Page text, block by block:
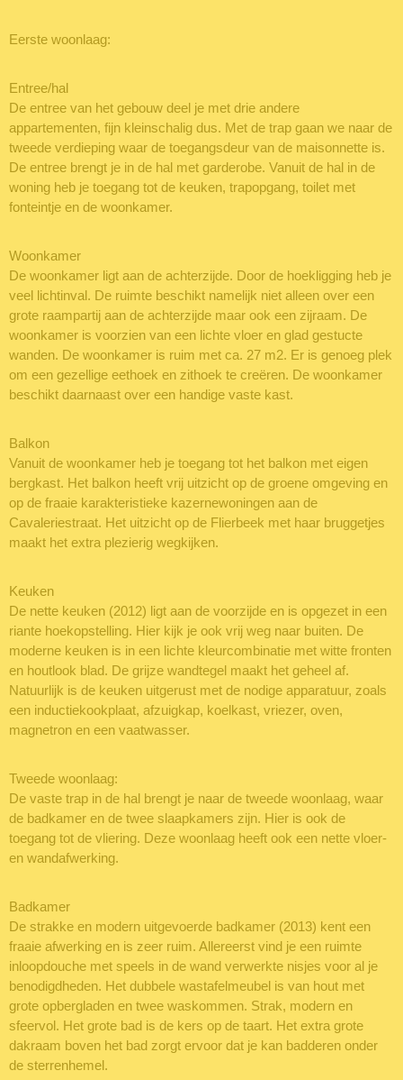
Eerste woonlaag:
Entree/hal
De entree van het gebouw deel je met drie andere
appartementen, fijn kleinschalig dus. Met de trap gaan we naar de
tweede verdieping waar de toegangsdeur van de maisonnette is.
De entree brengt je in de hal met garderobe. Vanuit de hal in de
woning heb je toegang tot de keuken, trapopgang, toilet met
fonteintje en de woonkamer.
Woonkamer
De woonkamer ligt aan de achterzijde. Door de hoekligging heb je
veel lichtinval. De ruimte beschikt namelijk niet alleen over een
grote raampartij aan de achterzijde maar ook een zijraam. De
woonkamer is voorzien van een lichte vloer en glad gestucte
wanden. De woonkamer is ruim met ca. 27 m2. Er is genoeg plek
om een gezellige eethoek en zithoek te creëren. De woonkamer
beschikt daarnaast over een handige vaste kast.
Balkon
Vanuit de woonkamer heb je toegang tot het balkon met eigen
bergkast. Het balkon heeft vrij uitzicht op de groene omgeving en
op de fraaie karakteristieke kazernewoningen aan de
Cavaleriestraat. Het uitzicht op de Flierbeek met haar bruggetjes
maakt het extra plezierig wegkijken.
Keuken
De nette keuken (2012) ligt aan de voorzijde en is opgezet in een
riante hoekopstelling. Hier kijk je ook vrij weg naar buiten. De
moderne keuken is in een lichte kleurcombinatie met witte fronten
en houtlook blad. De grijze wandtegel maakt het geheel af.
Natuurlijk is de keuken uitgerust met de nodige apparatuur, zoals
een inductiekookplaat, afzuigkap, koelkast, vriezer, oven,
magnetron en een vaatwasser.
Tweede woonlaag:
De vaste trap in de hal brengt je naar de tweede woonlaag, waar
de badkamer en de twee slaapkamers zijn. Hier is ook de
toegang tot de vliering. Deze woonlaag heeft ook een nette vloer-
en wandafwerking.
Badkamer
De strakke en modern uitgevoerde badkamer (2013) kent een
fraaie afwerking en is zeer ruim. Allereerst vind je een ruimte
inloopdouche met speels in de wand verwerkte nisjes voor al je
benodigdheden. Het dubbele wastafelmeubel is van hout met
grote opbergladen en twee waskommen. Strak, modern en
sfeervol. Het grote bad is de kers op de taart. Het extra grote
dakraam boven het bad zorgt ervoor dat je kan badderen onder
de sterrenhemel.